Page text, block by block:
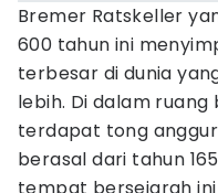
Bremer Ratskeller
600 tahun ini
terbesar di dunia
lebih. Di dalam
terdapat tong
berasal dari tahun